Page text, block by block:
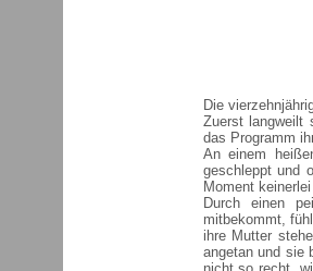
Die
Zuerst langweilt
das Programm
An einem
geschleppt und
Moment
Durch einen
mitbekommt,
ihre Mutter
angetan und sie